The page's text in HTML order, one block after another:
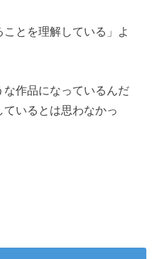
ことを理解している」よ
作品になっているんだ
いるとは思わなかっ